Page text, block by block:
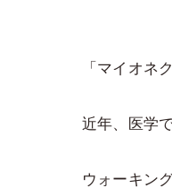
「マイオネ
近年、医学
ウォーキン